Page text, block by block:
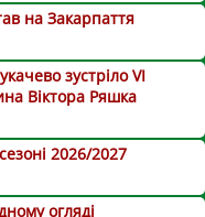
на Закарпаття
зустріло VI
Віктора Ряшка
2026/2027
огляді